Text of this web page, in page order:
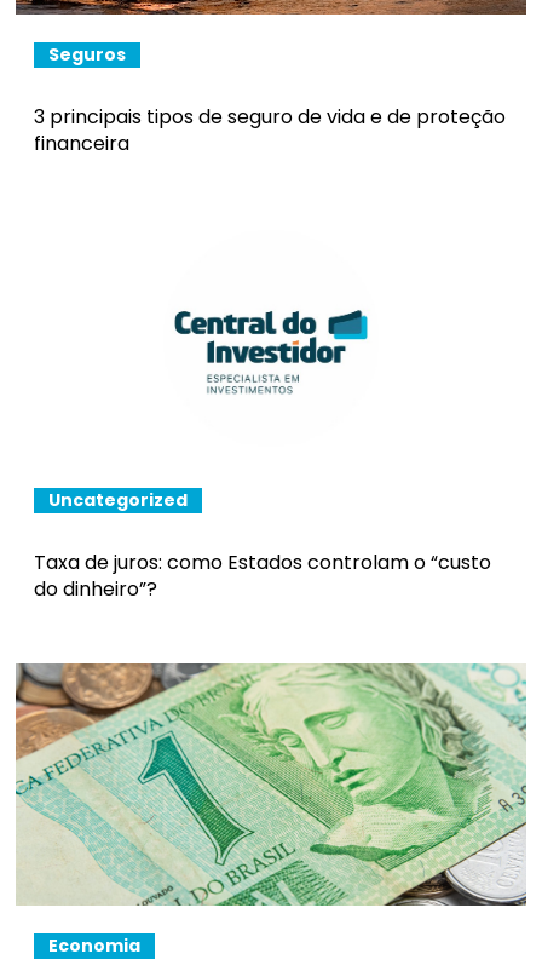
Seguros
3 principais tipos de seguro de vida e de proteção
financeira
Uncategorized
Taxa de juros: como Estados controlam o “custo
do dinheiro”?
Economia